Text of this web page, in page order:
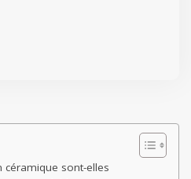
céramique sont-elles